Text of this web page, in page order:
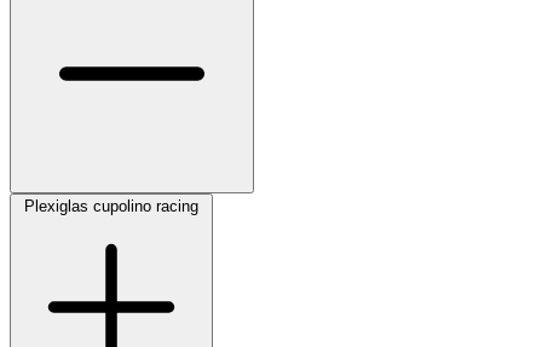
Plexiglas cupolino racing